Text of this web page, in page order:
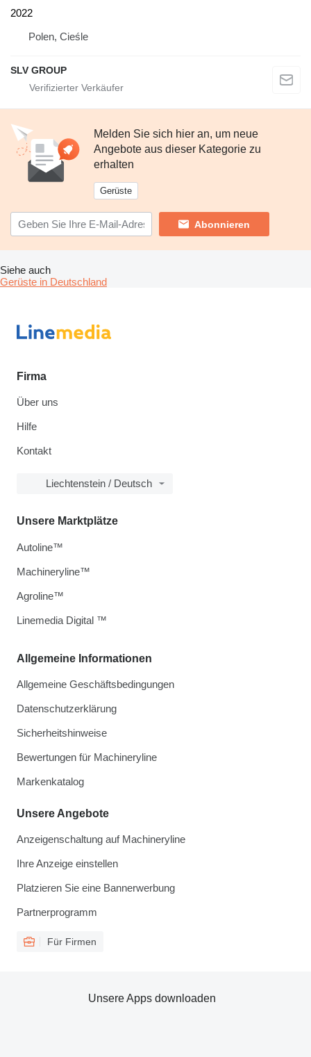
2022
Polen, Cieśle
SLV GROUP
Melden Sie sich hier an, um neue
Angebote aus dieser Kategorie zu
erhalten
Gerüste
Abonnieren
Siehe auch
Gerüste in Deutschland
Firma
Über uns
Hilfe
Kontakt
Liechtenstein / Deutsch
Allgemeine Informationen
Allgemeine Geschäftsbedingungen
Datenschutzerklärung
Sicherheitshinweise
Bewertungen für Machineryline
Markenkatalog
Unsere Angebote
Anzeigenschaltung auf Machineryline
Ihre Anzeige einstellen
Platzieren Sie eine Bannerwerbung
Partnerprogramm
Für Firmen
Unsere Marktplätze
Autoline™
Machineryline™
Agroline™
Linemedia Digital ™
Unsere Apps downloaden